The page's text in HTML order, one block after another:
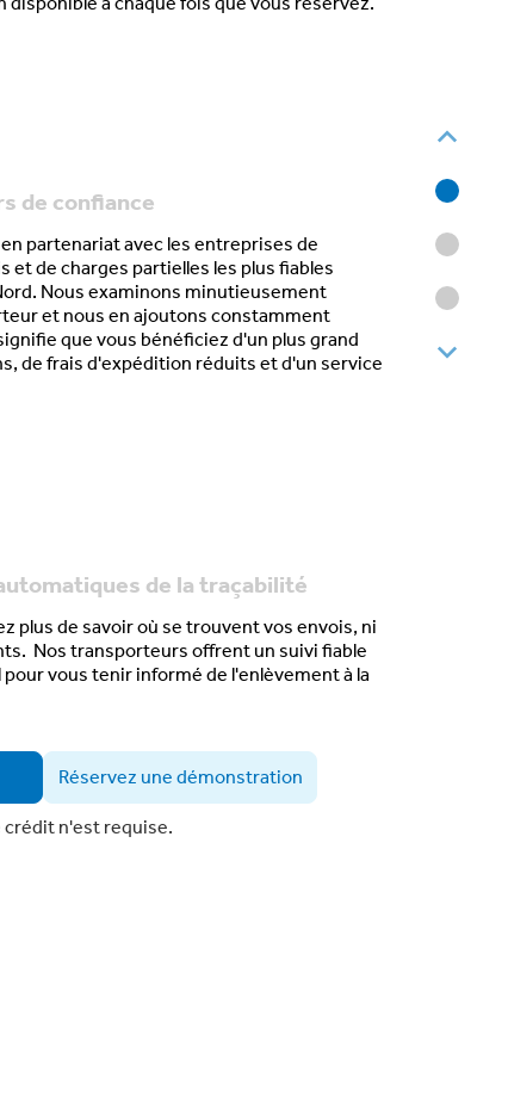
de confiance
partenariat avec les entreprises de
et de charges partielles les plus fiables
Nous examinons minutieusement
et nous en ajoutons constamment
que vous bénéficiez d'un plus grand
de frais d'expédition réduits et d'un service
de la traçabilité
plus de savoir où se trouvent vos envois, ni
Nos transporteurs offrent unsuivi fiable
pour vous tenir informé de l'enlèvement à la
Réservez une démonstration
crédit n'est requise.